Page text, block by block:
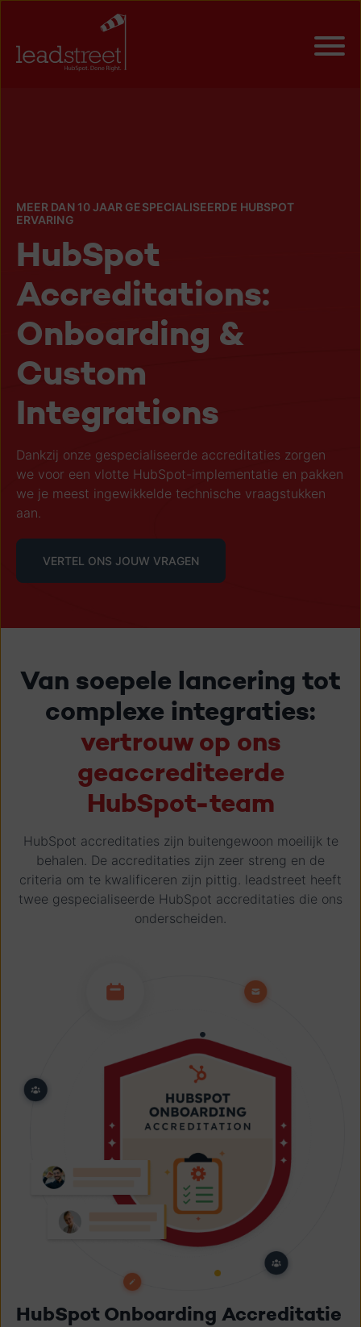
MEER DAN 10 JAAR GESPECIALISEERDE HUBSPOT
ERVARING
HubSpot
Accreditations:
Onboarding &
Custom
Integrations
Dankzij onze gespecialiseerde accreditaties zorgen
we voor een vlotte HubSpot-implementatie en pakken
we je meest ingewikkelde technische vraagstukken
aan.
VERTEL ONS JOUW VRAGEN
Van soepele lancering tot
complexe integraties:
vertrouw op ons
geaccrediteerde
HubSpot-team
HubSpot accreditaties zijn buitengewoon moeilijk te
behalen. De accreditaties zijn zeer streng en de
criteria om te kwalificeren zijn pittig. leadstreet heeft
twee gespecialiseerde HubSpot accreditaties die ons
onderscheiden.
HubSpot Onboarding Accreditatie